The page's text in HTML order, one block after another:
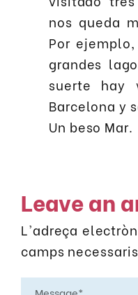
nos queda
Por
grandes
suerte hay
Barcelona y
Un beso Mar.
Leave an
L'adreça
camps